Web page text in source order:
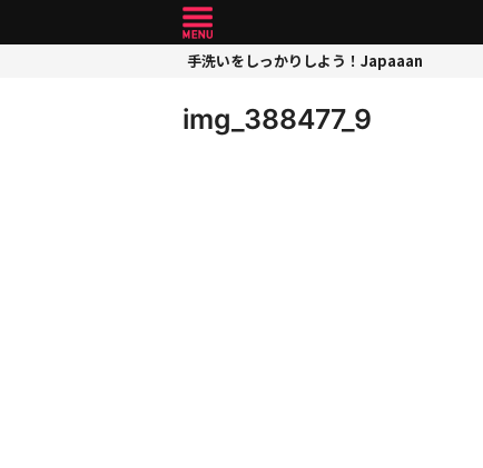
手洗いをしっかりしよう！Japaaan
img_388477_9